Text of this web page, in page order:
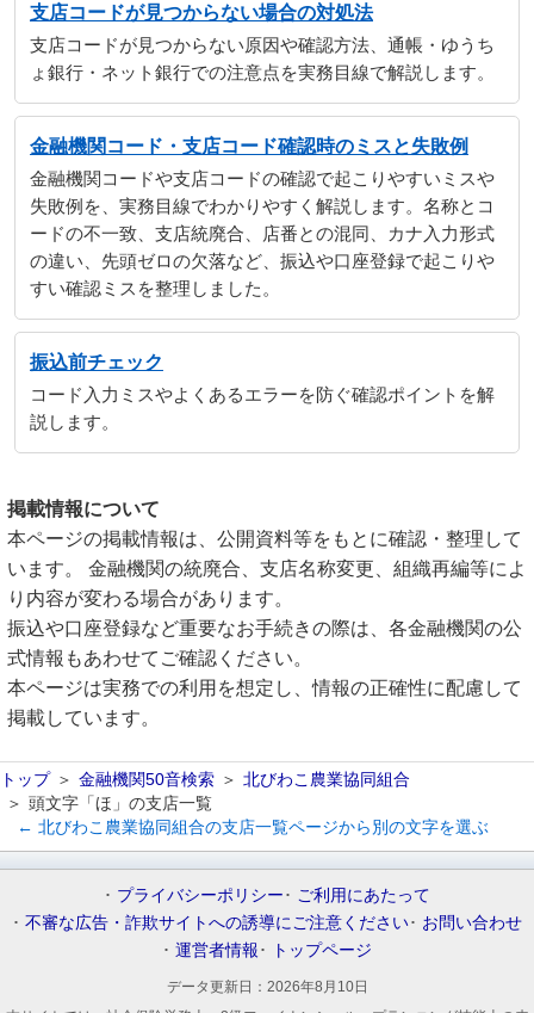
支店コードが見つからない場合の対処法
支店コードが見つからない原因や確認方法、通帳・ゆうち
ょ銀行・ネット銀行での注意点を実務目線で解説します。
金融機関コード・支店コード確認時のミスと失敗例
金融機関コードや支店コードの確認で起こりやすいミスや
失敗例を、実務目線でわかりやすく解説します。名称とコ
ードの不一致、支店統廃合、店番との混同、カナ入力形式
の違い、先頭ゼロの欠落など、振込や口座登録で起こりや
すい確認ミスを整理しました。
振込前チェック
コード入力ミスやよくあるエラーを防ぐ確認ポイントを解
説します。
掲載情報について
本ページの掲載情報は、公開資料等をもとに確認・整理して
います。 金融機関の統廃合、支店名称変更、組織再編等によ
り内容が変わる場合があります。
振込や口座登録など重要なお手続きの際は、各金融機関の公
式情報もあわせてご確認ください。
本ページは実務での利用を想定し、情報の正確性に配慮して
掲載しています。
トップ 金融機関50音検索
北びわこ農業協同組合
頭文字「ほ」の支店一覧
← 北びわこ農業協同組合の支店一覧ページから別の文字を選ぶ
プライバシーポリシー
ご利用にあたって
不審な広告・詐欺サイトへの誘導にご注意ください
お問い合わせ
運営者情報
トップページ
データ更新日： 2026年8月10日